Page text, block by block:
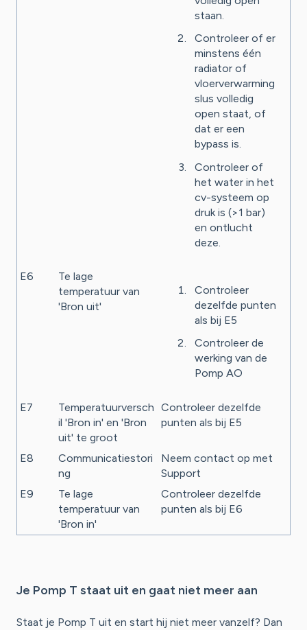
staan.
Controleer of er
minstens één
radiator of
vloerverwarming
slus volledig
open staat, of
dat er een
bypass is.
Controleer of
het water in het
cv-systeem op
druk is (>1 bar)
en ontlucht
deze.
E6
Te lage
temperatuur van
'Bron uit'
Controleer
dezelfde punten
als bij E5
Controleer de
werking van de
Pomp AO
E7
Temperatuurversch
il 'Bron in' en 'Bron
uit' te groot
Controleer dezelfde
punten als bij E5
E8
Communicatiestori
ng
Neem contact op met
Support
E9
Te lage
temperatuur van
'Bron in'
Controleer dezelfde
punten als bij E6
Je Pomp T staat uit en gaat niet meer aan
Staat je Pomp T uit en start hij niet meer vanzelf? Dan